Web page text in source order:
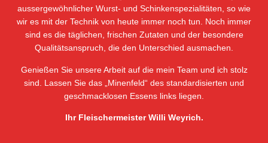
aussergewöhnlicher Wurst- und Schinkenspezialitäten, so wie
wir es mit der Technik von heute immer noch tun. Noch immer
sind es die täglichen, frischen Zutaten und der besondere
Qualitätsanspruch, die den Unterschied ausmachen.
Genießen Sie unsere Arbeit auf die mein Team und ich stolz
sind. Lassen Sie das „Minenfeld“ des standardisierten und
geschmacklosen Essens links liegen.
Ihr Fleischermeister Willi Weyrich.